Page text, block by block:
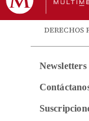
DERECHOS
Newsletters